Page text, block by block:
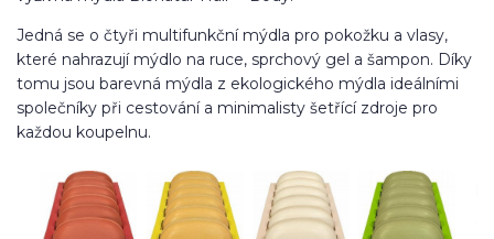
Jedná se o čtyři multifunkční mýdla pro pokožku a vlasy,
které nahrazují mýdlo na ruce, sprchový gel a šampon. Díky
tomu jsou barevná mýdla z ekologického mýdla ideálními
společníky při cestování a minimalisty šetřící zdroje pro
každou koupelnu.